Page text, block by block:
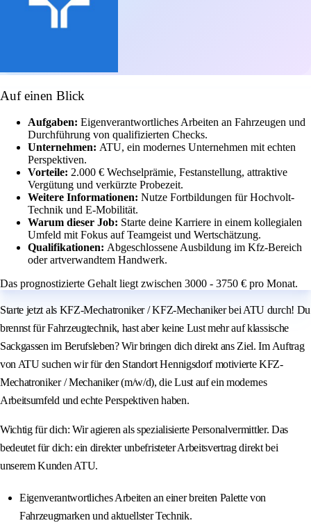
Auf einen Blick
Aufgaben: Eigenverantwortliches Arbeiten an Fahrzeugen und
Durchführung von qualifizierten Checks.
Unternehmen: ATU, ein modernes Unternehmen mit echten
Perspektiven.
Vorteile: 2.000 € Wechselprämie, Festanstellung, attraktive
Vergütung und verkürzte Probezeit.
Weitere Informationen: Nutze Fortbildungen für Hochvolt-
Technik und E-Mobilität.
Warum dieser Job: Starte deine Karriere in einem kollegialen
Umfeld mit Fokus auf Teamgeist und Wertschätzung.
Qualifikationen: Abgeschlossene Ausbildung im Kfz-Bereich
oder artverwandtem Handwerk.
Das prognostizierte Gehalt liegt zwischen 3000 - 3750 € pro Monat.
Starte jetzt als KFZ-Mechatroniker / KFZ-Mechaniker bei ATU durch! Du
brennst für Fahrzeugtechnik, hast aber keine Lust mehr auf klassische
Sackgassen im Berufsleben? Wir bringen dich direkt ans Ziel. Im Auftrag
von ATU suchen wir für den Standort Hennigsdorf motivierte KFZ-
Mechatroniker / Mechaniker (m/w/d), die Lust auf ein modernes
Arbeitsumfeld und echte Perspektiven haben.
Wichtig für dich: Wir agieren als spezialisierte Personalvermittler. Das
bedeutet für dich: ein direkter unbefristeter Arbeitsvertrag direkt bei
unserem Kunden ATU.
Eigenverantwortliches Arbeiten an einer breiten Palette von
Fahrzeugmarken und aktuellster Technik.